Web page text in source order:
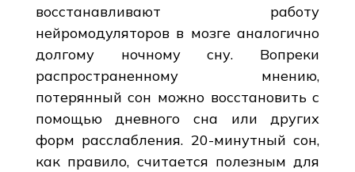
восстанавливают работу
нейромодуляторов в мозге аналогично
долгому ночному сну. Вопреки
распространенному мнению,
потерянный сон можно восстановить с
помощью дневного сна или других
форм расслабления. 20-минутный сон,
как правило, считается полезным для